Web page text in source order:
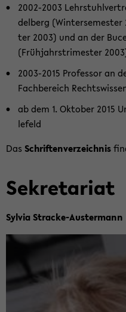
2002-​2003
del­berg
ter 2003) und an der
(Früh­jahrs­tri­mes­ter
2003-​2015 Pro­fes­sor an
Fach­be­reich
ab dem 1. Ok­to­ber 2015
le­feld
Das Schrif­ten­ver­zeich­nis
Se­kre­ta­ri­at
Syl­via Stracke-​Austermann